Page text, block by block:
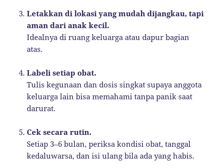
Letakkan di lokasi yang mudah dijangkau, tapi
aman dari anak kecil.
Idealnya di ruang keluarga atau dapur bagian
atas.
Labeli setiap obat.
Tulis kegunaan dan dosis singkat supaya anggota
keluarga lain bisa memahami tanpa panik saat
darurat.
Cek secara rutin.
Setiap 3–6 bulan, periksa kondisi obat, tanggal
kedaluwarsa, dan isi ulang bila ada yang habis.